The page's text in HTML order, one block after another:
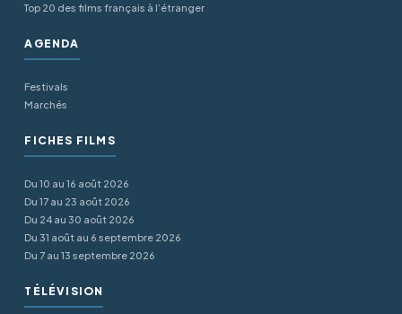
Top 20 des films français à l’étranger
AGENDA
Festivals
Marchés
FICHES FILMS
Du 10 au 16 août 2026
Du 17 au 23 août 2026
Du 24 au 30 août 2026
Du 31 août au 6 septembre 2026
Du 7 au 13 septembre 2026
TÉLÉVISION